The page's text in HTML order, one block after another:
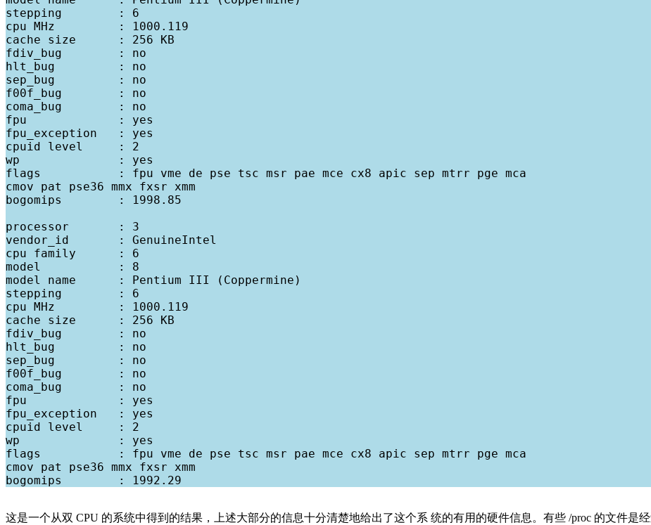
stepping        : 6
cpu MHz         : 1000.119
cache size      : 256 KB
fdiv_bug        : no
hlt_bug         : no
sep_bug         : no
f00f_bug        : no
coma_bug        : no
fpu             : yes
fpu_exception   : yes
cpuid level     : 2
wp              : yes
flags           : fpu vme de pse tsc msr pae mce cx8 apic sep mtrr pge mca
cmov pat pse36 mmx fxsr xmm
bogomips        : 1998.85
processor       : 3
vendor_id       : GenuineIntel
cpu family      : 6
model           : 8
model name      : Pentium III (Coppermine)
stepping        : 6
cpu MHz         : 1000.119
cache size      : 256 KB
fdiv_bug        : no
hlt_bug         : no
sep_bug         : no
f00f_bug        : no
coma_bug        : no
fpu             : yes
fpu_exception   : yes
cpuid level     : 2
wp              : yes
flags           : fpu vme de pse tsc msr pae mce cx8 apic sep mtrr pge mca
cmov pat pse36 mmx fxsr xmm
这是一个从双 CPU 的系统中得到的结果，上述大部分的信息十分清楚地给出了这个系 统的有用的硬件信息。有些 /proc 的文件是